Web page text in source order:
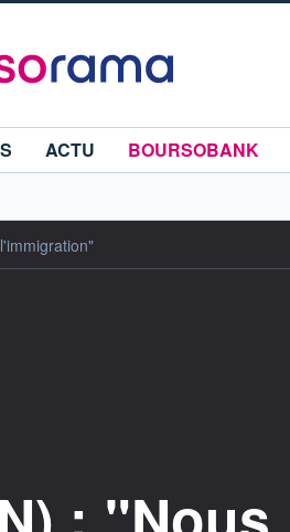
ACTU
BOURSOBANK